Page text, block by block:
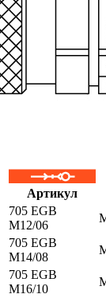
Артикул
705 EGB
M12/06
705 EGB
M14/08
705 EGB
M16/10